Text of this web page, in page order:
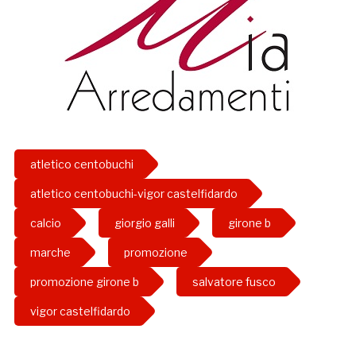
atletico centobuchi
atletico centobuchi-vigor castelfidardo
calcio giorgio galli girone b
marche promozione
promozione girone b salvatore fusco
vigor castelfidardo